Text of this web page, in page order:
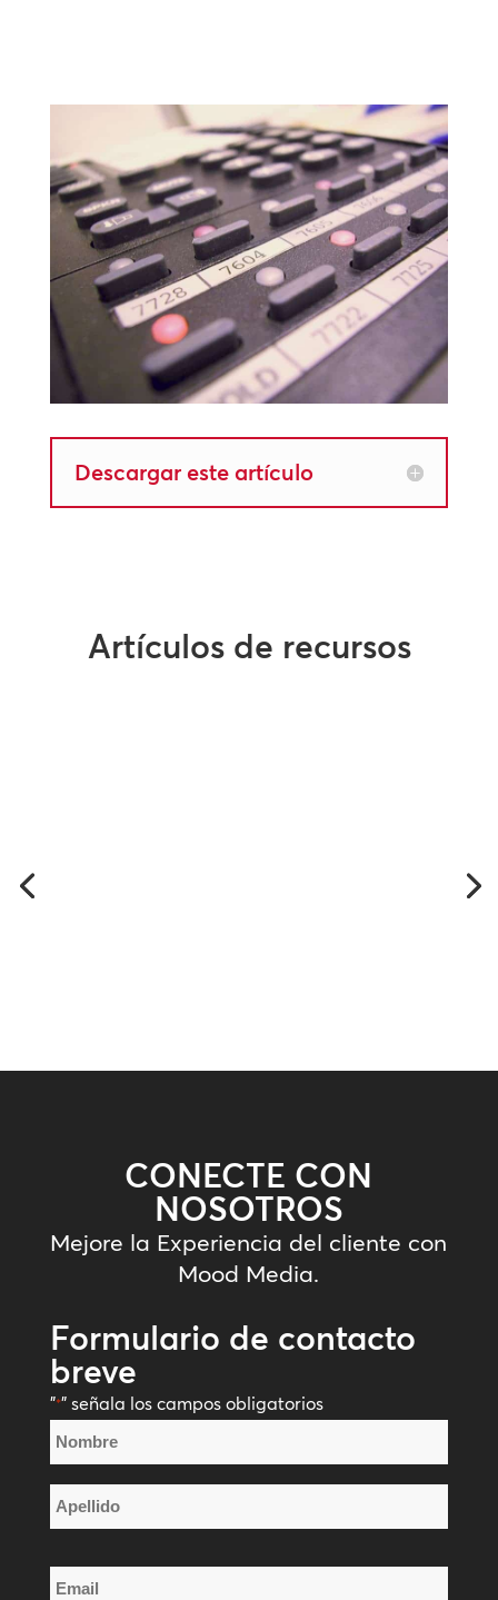
Descargar este artículo
Artículos de recursos
CONECTE CON
NOSOTROS
Mejore la Experiencia del cliente con
Mood Media.
Formulario de contacto
breve
"*" señala los campos obligatorios
Nombre
*
Email